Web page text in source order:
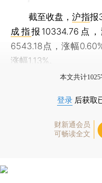
截至收盘，沪指报
成指报10334.76点，
6543.18点，涨幅0.60%
涨幅1.13%。
本文共计
登录 后获取
财新通会员
可畅读全文